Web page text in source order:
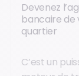
Devenez
bancaire de
quartier
C’est un